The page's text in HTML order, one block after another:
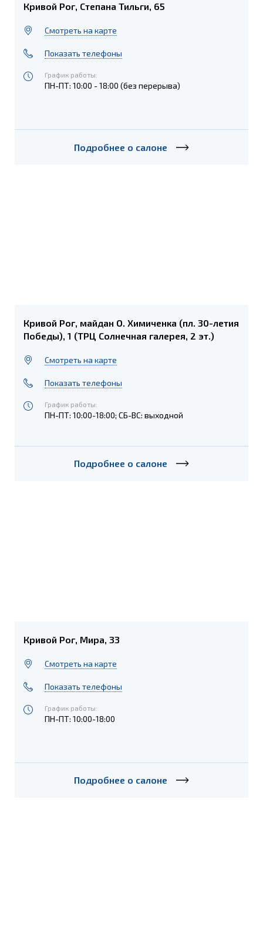
Кривой Рог, Степана Тильги, 65
Cмотреть на карте
Показать телефоны
График работы:
ПН-ПТ: 10:00 - 18:00 (без перерыва)
Подробнее о салоне
Кривой Рог, майдан О. Химиченка (пл. 30-летия
Победы), 1 (ТРЦ Солнечная галерея, 2 эт.)
Cмотреть на карте
Показать телефоны
График работы:
ПН-ПТ: 10:00-18:00; СБ-ВС: выходной
Подробнее о салоне
Кривой Рог, Мира, 33
Cмотреть на карте
Показать телефоны
График работы:
ПН-ПТ: 10:00-18:00
Подробнее о салоне